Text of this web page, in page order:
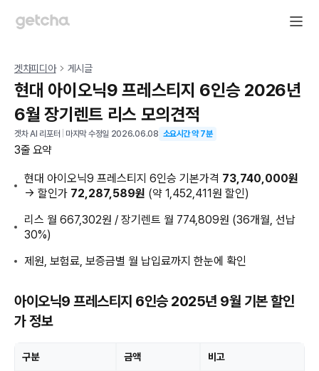
겟차피디아 게시글
현대 아이오닉9 프레스티지 6인승 2026년
6월 장기렌트 리스 모의견적
겟차 AI 리포터 마지막 수정일 2026.06.08 소요시간 약7분
3줄 요약
현대 아이오닉9 프레스티지 6인승 기본가격 73,740,000원
→ 할인가 72,287,589원 (약 1,452,411원 할인)
리스 월 667,302원 / 장기렌트 월 774,809원 (36개월, 선납
30%)
제원, 보험료, 보증금별 월 납입료까지 한눈에 확인
아이오닉9 프레스티지 6인승 2025년 9월 기본 할인
가 정보
구분 금액 비고